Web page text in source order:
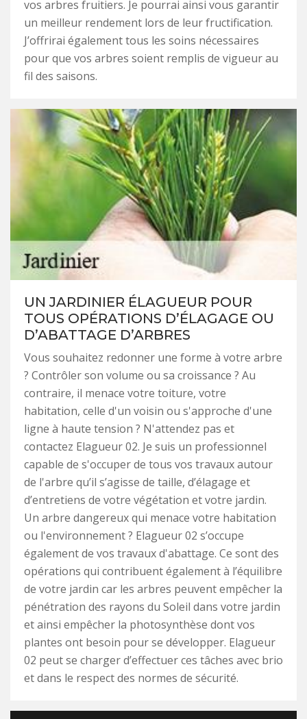
vos arbres fruitiers. Je pourrai ainsi vous garantir
un meilleur rendement lors de leur fructification.
J’offrirai également tous les soins nécessaires
pour que vos arbres soient remplis de vigueur au
fil des saisons.
UN JARDINIER ÉLAGUEUR POUR
TOUS OPÉRATIONS D’ÉLAGAGE OU
D’ABATTAGE D’ARBRES
Vous souhaitez redonner une forme à votre arbre
? Contrôler son volume ou sa croissance ? Au
contraire, il menace votre toiture, votre
habitation, celle d'un voisin ou s'approche d'une
ligne à haute tension ? N'attendez pas et
contactez Elagueur 02. Je suis un professionnel
capable de s'occuper de tous vos travaux autour
de l'arbre qu’il s’agisse de taille, d’élagage et
d’entretiens de votre végétation et votre jardin.
Un arbre dangereux qui menace votre habitation
ou l'environnement ? Elagueur 02 s’occupe
également de vos travaux d'abattage. Ce sont des
opérations qui contribuent également à l’équilibre
de votre jardin car les arbres peuvent empêcher la
pénétration des rayons du Soleil dans votre jardin
et ainsi empêcher la photosynthèse dont vos
plantes ont besoin pour se développer. Elagueur
02 peut se charger d’effectuer ces tâches avec brio
et dans le respect des normes de sécurité.